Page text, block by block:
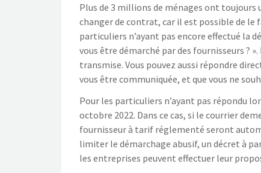
Plus de 3 millions de ménages ont toujours
changer de contrat, car il est possible de le
particuliers n’ayant pas encore effectué la
vous être démarché par des fournisseurs ?
transmise. Vous pouvez aussi répondre
vous être communiquée, et que vous ne
Pour les particuliers n’ayant pas répondu
octobre 2022. Dans ce cas, si le courrier
fournisseur à tarif réglementé seront
limiter le démarchage abusif, un décret à
les entreprises peuvent effectuer leur